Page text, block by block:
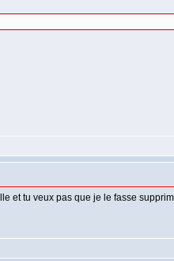
et tu veux pas que je le fasse